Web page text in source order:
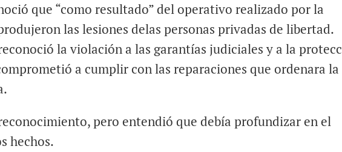
que “como resultado” del operativo realizado por la
las lesiones delas personas privadas de libertad.
la violación a las garantías judiciales y a la
a cumplir con las reparaciones que ordenara la
pero entendió que debía profundizar en el
hechos.